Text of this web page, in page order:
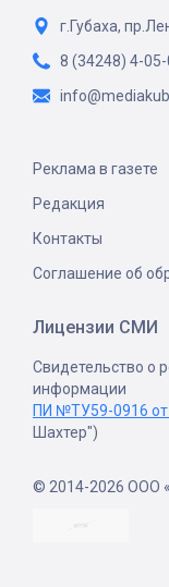
г.Губаха,
8 (34248) 4-05-
Реклама в газете
Редакция
Контакты
Соглашение об
Лицензии СМИ
Свидетельство о
информации
ПИ №ТУ59-0916 от
Шахтер")
© 2014-2026 ООО